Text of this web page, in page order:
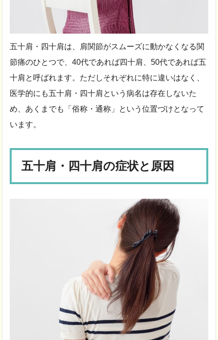
五十肩・四十肩は、肩関節がスムーズに動かなくなる関
節痛のひとつで、40代であれば四十肩、50代であれば五
十肩と呼ばれます。ただしそれぞれに特に違いはなく、
医学的にも五十肩・四十肩という病名は存在しないた
め、あくまでも「俗称・通称」という位置づけとなって
います。
五十肩・四十肩の症状と原因